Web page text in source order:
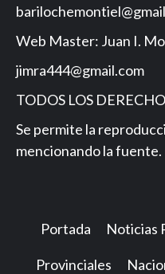
Web Master: Juan I.
jimra444@gmail.com
TODOS LOS
Se permite la
mencionando la fuente.
Portada Noticias
Provinciales